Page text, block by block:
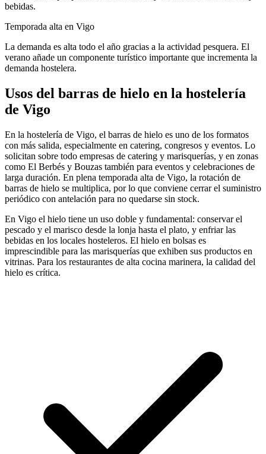
bebidas.
Temporada alta en Vigo
La demanda es alta todo el año gracias a la actividad pesquera. El
verano añade un componente turístico importante que incrementa la
demanda hostelera.
Usos del barras de hielo en la hostelería
de Vigo
En la hostelería de Vigo, el barras de hielo es uno de los formatos
con más salida, especialmente en catering, congresos y eventos. Lo
solicitan sobre todo empresas de catering y marisquerías, y en zonas
como El Berbés y Bouzas también para eventos y celebraciones de
larga duración. En plena temporada alta de Vigo, la rotación de
barras de hielo se multiplica, por lo que conviene cerrar el suministro
periódico con antelación para no quedarse sin stock.
En Vigo el hielo tiene un uso doble y fundamental: conservar el
pescado y el marisco desde la lonja hasta el plato, y enfriar las
bebidas en los locales hosteleros. El hielo en bolsas es
imprescindible para las marisquerías que exhiben sus productos en
vitrinas. Para los restaurantes de alta cocina marinera, la calidad del
hielo es crítica.